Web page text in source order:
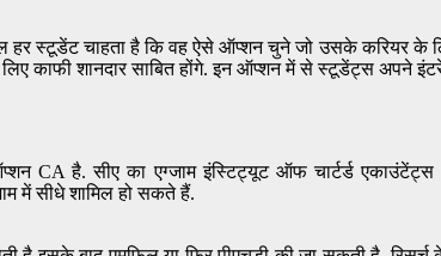
हर स्टूडेंट चाहता है कि वह ऐसे ऑप्शन चुने जो उसके करियर के
काफी शानदार साबित होंगे. इन ऑप्शन में से स्टूडेंट्स अपने
CA है. सीए का एग्जाम इंस्टिट्यूट ऑफ चार्टर्ड
में सीधे शामिल हो सकते हैं.